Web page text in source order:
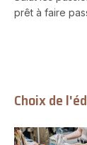
prêt à faire
Choix de